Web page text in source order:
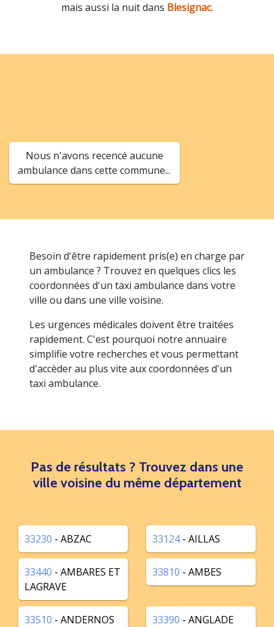
mais aussi la nuit dans Blesignac.
Nous n'avons recencé aucune
ambulance dans cette commune...
Besoin d'être rapidement pris(e) en charge par
un ambulance ? Trouvez en quelques clics les
coordonnées d'un taxi ambulance dans votre
ville ou dans une ville voisine.
Les urgences médicales doivent être traitées
rapidement. C'est pourquoi notre annuaire
simplifie votre recherches et vous permettant
d'accèder au plus vite aux coordonnées d'un
taxi ambulance.
Pas de résultats ? Trouvez dans une
ville voisine du même département
33230 - ABZAC 33124- AILLAS
33440 - AMBARES ET
LAGRAVE
33810 - AMBES
33510 - ANDERNOS
33390 - ANGLADE